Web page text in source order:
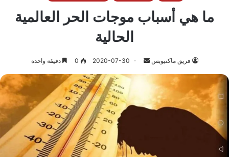
ما هي أسباب موجات الحر العالمية
الحالية
فريق ماكتيوبس
أرسل 2020-07-30
0 دقيقة واحدة